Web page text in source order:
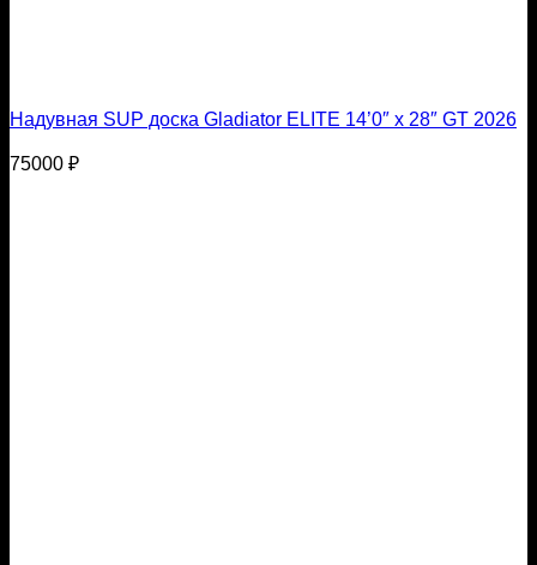
Надувная SUP доска Gladiator ELITE 14’0″ x 28″ GT 2026
75000 ₽